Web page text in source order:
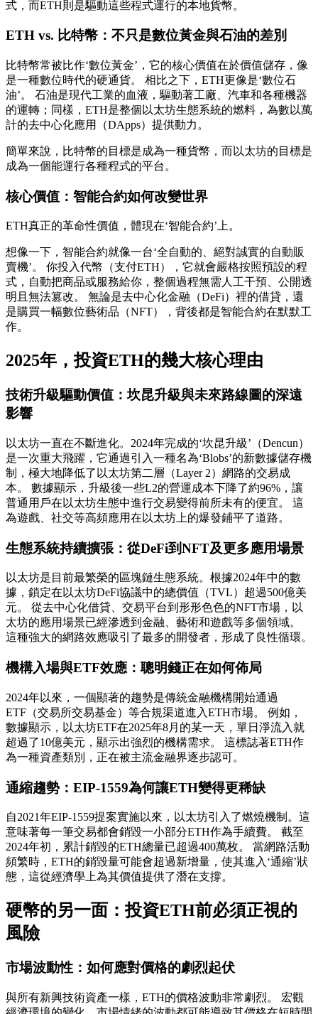
式，而ETH則是驅動這些程式運行的本地貨幣。
ETH vs. 比特幣：不只是數位黃金與石油的差別
比特幣常被比作‘數位黃金’，它的核心價值在於價值儲存，像
是一種數位時代的硬通貨。 相比之下，ETH更像是‘數位石
油’。 石油是現代工業的血液，驅動著工廠、汽車和各種機器
的運轉；同樣，ETH是整個以太坊生態系統的燃料，為數以萬
計的去中心化應用（DApps）提供動力。
簡單來說，比特幣的目標是成為一種貨幣，而以太坊的目標是
成為一個能運行各種程式的平台。
核心價值：智能合約如何改變世界
ETH真正的革命性價值，體現在‘智能合約’上。
想像一下，智能合約就像一台‘全自動的、絕對誠實的自動販
賣機’。 你投入代幣（支付ETH），它就會嚴格按照預設的程
式，自動把商品或服務給你，整個過程無需人工干預、公開透
明且無法篡改。 無論是去中心化金融（DeFi）裡的借貸，還
是購買一幅數位藝術品（NFT），背後都是智能合約在默默工
作。
2025年，投資ETH的幾大核心理由
技術升級驅動價值：坎昆升級與未來路線圖的深遠
影響
以太坊一直在不斷進化。2024年完成的‘坎昆升級’（Dencun）
是一次重大飛躍，它通過引入一種名為‘Blobs’的新數據儲存機
制，極大地降低了以太坊第二層（Layer 2）網路的交易成
本。 數據顯示，升級後一些L2的營運成本下降了約96%，讓
普通用戶在以太坊生態中進行交易變得前所未有的便宜。 這
為遊戲、社交等高頻應用在以太坊上的爆發鋪平了道路。
生態系統持續擴張：從DeFi到NFT及更多應用場景
以太坊是目前最繁榮的區塊鏈生態系統。根據2024年中的數
據，鎖定在以太坊DeFi協議中的總價值（TVL）超過500億美
元。 從去中心化借貸、交易平台到形形色色的NFT市場，以
太坊的應用場景已經滲透到金融、藝術和遊戲等多個領域。
這種強大的網路效應吸引了最多的開發者，形成了良性循環。
機構入場與ETF效應：聰明錢正在如何佈局
2024年以來，一個顯著的趨勢是傳統金融機構開始通過
ETF（交易所交易基金）等合規渠道進入ETH市場。 例如，
數據顯示，以太坊ETF在2025年8月的某一天，單日淨流入就
超過了10億美元，顯示出強烈的機構需求。 這標誌著ETH作
為一種資產類別，正在被主流金融界逐步認可。
通縮趨勢：EIP-1559為何讓ETH變得更稀缺
自2021年EIP-1559提案實施以來，以太坊引入了燃燒機制。這
意味著每一筆交易都會銷毀一小部分ETH作為手續費。 截至
2024年初，累計銷毀的ETH總量已超過400萬枚。 當網路活動
頻繁時，ETH的銷毀量可能會超過新增量，使其進入‘通縮’狀
態，這從經濟學上為其價值提供了潛在支撐。
硬幣的另一面：投資ETH前必須正視的
風險
市場波動性：如何應對價格的劇烈起伏
與所有新興技術資產一樣，ETH的價格波動非常劇烈。 宏觀